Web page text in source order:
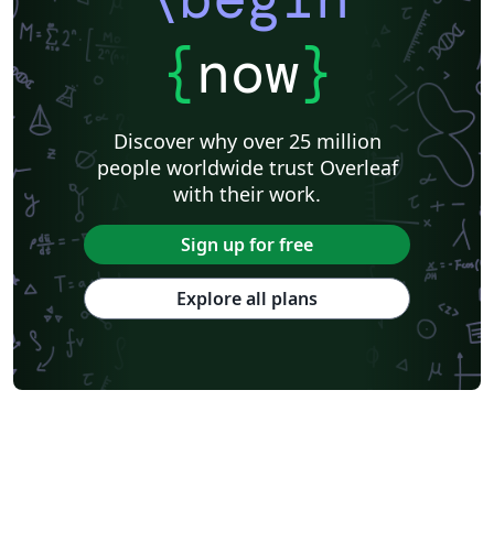
{now}
Discover why over 25 million
people worldwide trust Overleaf
with their work.
Sign up for free
Explore all plans